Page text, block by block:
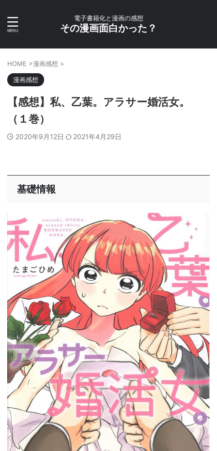
電子書籍化と漫画の感想
その漫画面白かった？
HOME >漫画感想 >
漫画感想
【感想】私、乙葉。アラサー婚活女。
（１巻）
2020年9月12日 2021年4月29日
基礎情報